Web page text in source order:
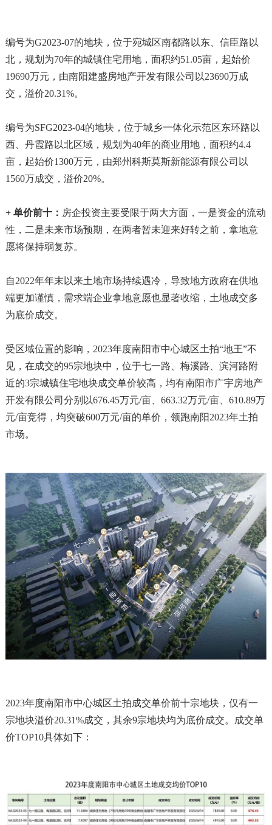
编号为G2023-07的地块，位于宛城区南都路以东、信臣路以
北，规划为70年的城镇住宅用地，面积约51.05亩，起始价
19690万元，由南阳建盛房地产开发有限公司以23690万成
交，溢价20.31%。
编号为SFG2023-04的地块，位于城乡一体化示范区东环路以
西、丹霞路以北区域，规划为40年的商业用地，面积约4.4
亩，起始价1300万元，由郑州科斯莫斯新能源有限公司以
1560万成交，溢价20%。
+ 单价前十： 房企投资主要受限于两大方面，一是资金的流动
性，二是未来市场预期，在两者暂未迎来好转之前，拿地意
愿将保持弱复苏。
自2022年年末以来土地市场持续遇冷，导致地方政府在供地
端更加谨慎，需求端企业拿地意愿也显著收缩，土地成交多
为底价成交。
受区域位置的影响，2023年度南阳市中心城区土拍“地王”不
见，在成交的95宗地块中，位于七一路、梅溪路、滨河路附
近的3宗城镇住宅地块成交单价较高，均有南阳市广宇房地产
开发有限公司分别以676.45万元/亩、663.32万元/亩、610.89万
元/亩竞得，均突破600万元/亩的单价，领跑南阳2023年土拍
市场。
2023年度南阳市中心城区土拍成交单价前十宗地块，仅有一
宗地块溢价20.31%成交，其余9宗地块均为底价成交。成交单
价TOP10具体如下：